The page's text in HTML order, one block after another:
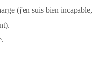
(j'en suis bien incapable,